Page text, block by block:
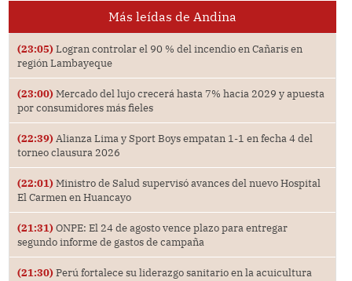
Más leídas de Andina
(23:05) Logran controlar el 90 % del incendio en Cañaris en
región Lambayeque
(23:00) Mercado del lujo crecerá hasta 7% hacia 2029 y apuesta
por consumidores más fieles
(22:39) Alianza Lima y Sport Boys empatan 1-1 en fecha 4 del
torneo clausura 2026
(22:01) Ministro de Salud supervisó avances del nuevo Hospital
El Carmen en Huancayo
(21:31) ONPE: El 24 de agosto vence plazo para entregar
segundo informe de gastos de campaña
(21:30) Perú fortalece su liderazgo sanitario en la acuicultura